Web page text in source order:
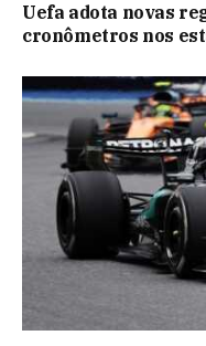
Uefa adota novas
cronômetros nos